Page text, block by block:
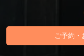
ご予約・